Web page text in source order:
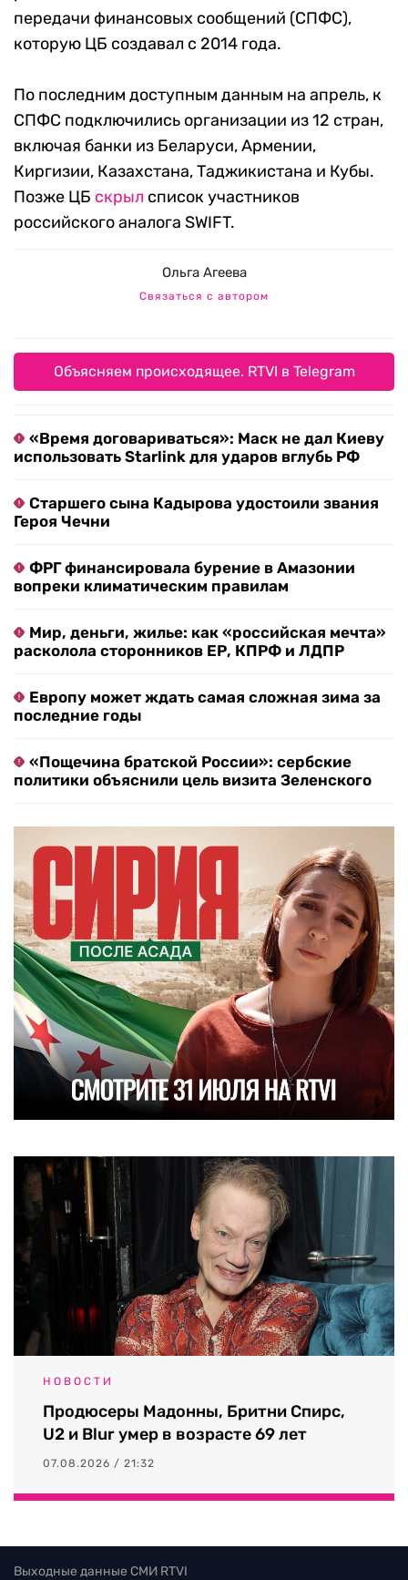
передачи финансовых сообщений (СПФС),
которую ЦБ создавал с 2014 года.
По последним доступным данным на апрель, к
СПФС подключились организации из 12 стран,
включая банки из Беларуси, Армении,
Киргизии, Казахстана, Таджикистана и Кубы.
Позже ЦБ скрыл список участников
российского аналога SWIFT.
Ольга Агеева
Связаться с автором
Объясняем происходящее. RTVI в Telegram
«Время договариваться»: Маск не дал Киеву
использовать Starlink для ударов вглубь РФ
Старшего сына Кадырова удостоили звания
Героя Чечни
ФРГ финансировала бурение в Амазонии
вопреки климатическим правилам
Мир, деньги, жилье: как «российская мечта»
расколола сторонников ЕР, КПРФ и ЛДПР
Европу может ждать самая сложная зима за
последние годы
«Пощечина братской России»: сербские
политики объяснили цель визита Зеленского
НОВОСТИ
Продюсеры Мадонны, Бритни Спирс,
U2 и Blur умер в возрасте 69 лет
07.08.2026 / 21:32
Выходные данные СМИ RTVI